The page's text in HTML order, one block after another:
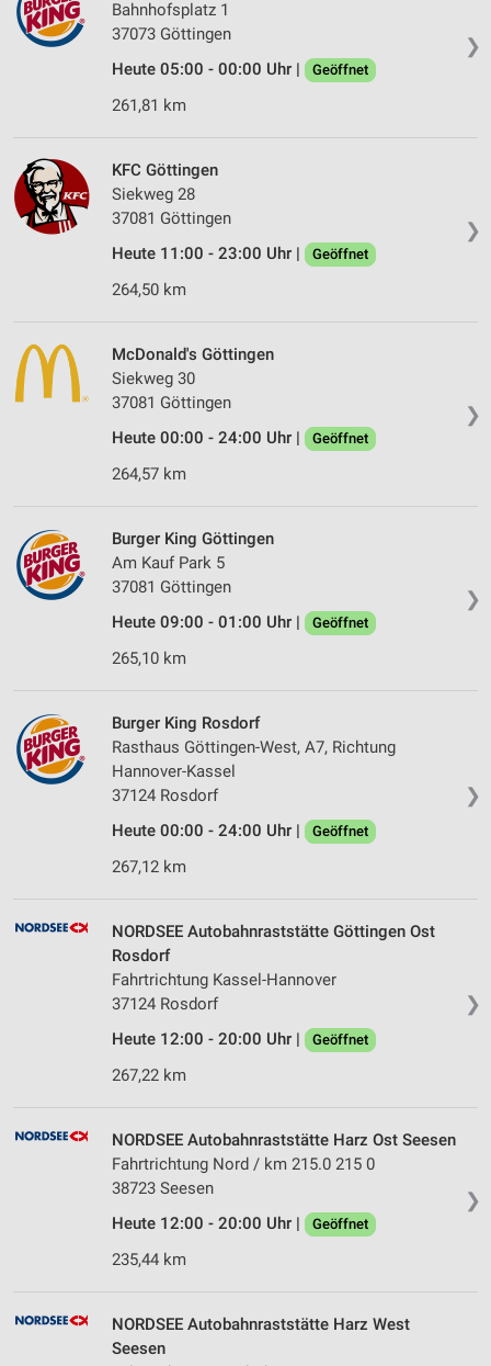
❯
Bahnhofsplatz 1
37073 Göttingen
Heute 05:00 - 00:00 Uhr |
Geöffnet
261,81 km
❯
KFC Göttingen
Siekweg 28
37081 Göttingen
Heute 11:00 - 23:00 Uhr |
Geöffnet
264,50 km
❯
McDonald's Göttingen
Siekweg 30
37081 Göttingen
Heute 00:00 - 24:00 Uhr |
Geöffnet
264,57 km
❯
Burger King Göttingen
Am Kauf Park 5
37081 Göttingen
Heute 09:00 - 01:00 Uhr |
Geöffnet
265,10 km
❯
Burger King Rosdorf
Rasthaus Göttingen-West, A7, Richtung
Hannover-Kassel
37124 Rosdorf
Heute 00:00 - 24:00 Uhr |
Geöffnet
267,12 km
❯
NORDSEE Autobahnraststätte Göttingen Ost
Rosdorf
Fahrtrichtung Kassel-Hannover
37124 Rosdorf
Heute 12:00 - 20:00 Uhr |
Geöffnet
267,22 km
❯
NORDSEE Autobahnraststätte Harz Ost Seesen
Fahrtrichtung Nord / km 215.0 215 0
38723 Seesen
Heute 12:00 - 20:00 Uhr |
Geöffnet
235,44 km
NORDSEE Autobahnraststätte Harz West
Seesen